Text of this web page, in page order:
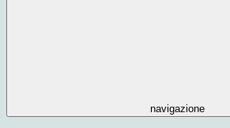
navigazione